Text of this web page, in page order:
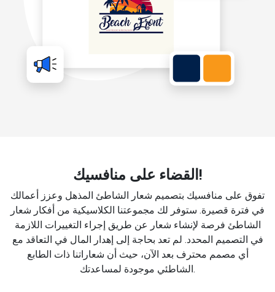
القضاء على منافسيك!
تفوق على منافسيك بتصميم شعار الشاطئ المذهل وعزز أعمالك
في فترة قصيرة. ستوفر لك مجموعتنا الكلاسيكية من أفكار شعار
الشاطئ فرصة لإنشاء شعار عن طريق إجراء التغييرات اللازمة
في التصميم المحدد. لم تعد بحاجة إلى إهدار المال في التعاقد مع
أي مصمم محترف بعد الآن، حيث أن شعاراتنا ذات الطابع
الشاطئي موجودة لمساعدتك.